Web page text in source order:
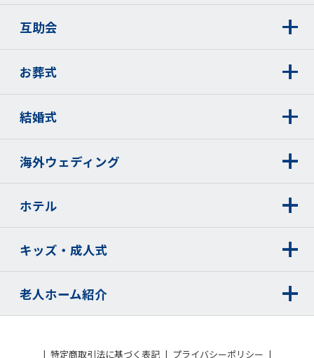
互助会
お葬式
結婚式
海外ウェディング
ホテル
キッズ・成人式
老人ホーム紹介
特定商取引法に基づく表記 プライバシーポリシー